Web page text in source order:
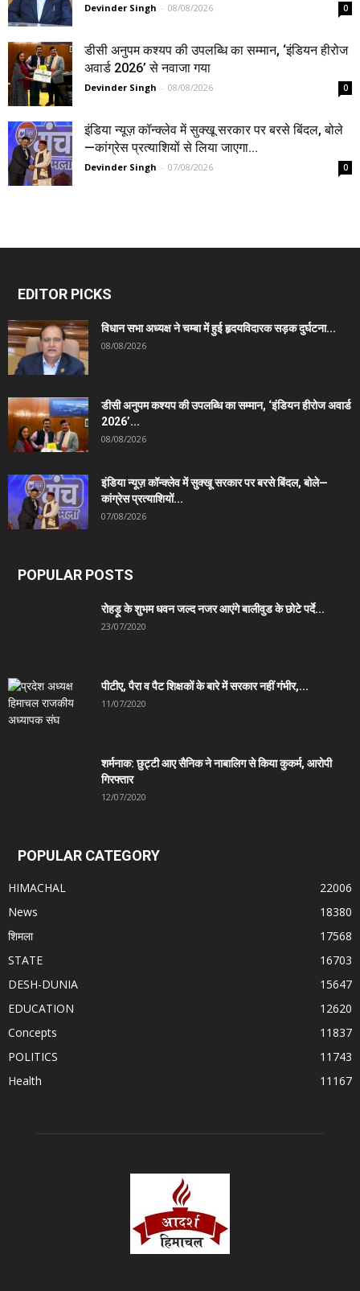
Devinder Singh - 08/08/2026 0
डीसी अनुपम कश्यप की उपलब्धि का सम्मान, ‘इंडियन हीरोज
अवार्ड 2026’ से नवाजा गया
Devinder Singh - 08/08/2026 0
इंडिया न्यूज़ कॉन्क्लेव में सुक्खू सरकार पर बरसे बिंदल, बोले
—कांग्रेस प्रत्याशियों से लिया जाएगा...
Devinder Singh - 07/08/2026 0
EDITOR PICKS
विधान सभा अध्यक्ष ने चम्बा में हुई हृदयविदारक सड़क दुर्घटना...
08/08/2026
डीसी अनुपम कश्यप की उपलब्धि का सम्मान, ‘इंडियन हीरोज अवार्ड
2026’...
08/08/2026
इंडिया न्यूज़ कॉन्क्लेव में सुक्खू सरकार पर बरसे बिंदल, बोले—
कांग्रेस प्रत्याशियों...
07/08/2026
POPULAR POSTS
रोहड़ू के शुभम धवन जल्द नजर आएंगे बालीवुड के छोटे पर्दे...
23/07/2020
पीटीए, पैरा व पैट शिक्षकों के बारे में सरकार नहीं गंभीर,...
11/07/2020
शर्मनाक: छुट्टी आए सैनिक ने नाबालिग से किया कुकर्म, आरोपी
गिरफ्तार
12/07/2020
POPULAR CATEGORY
HIMACHAL
22006
News
18380
शिमला
17568
STATE
16703
DESH-DUNIA
15647
EDUCATION
12620
Concepts
11837
POLITICS
11743
Health
11167